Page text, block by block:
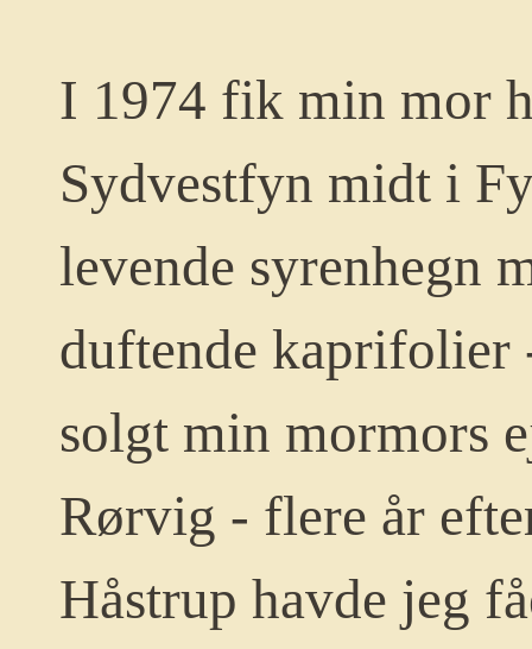
I 1974 fik min mor
Sydvestfyn midt i
levende syrenhegn
duftende kaprifolier
solgt min mormors
Rørvig - flere år
Håstrup havde jeg